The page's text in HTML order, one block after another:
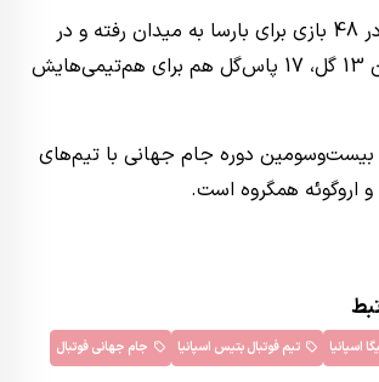
او در فصل جاری در 48 بازی برای بارسا به میدان رفته و در
کنار به ثمر رساندن 13 گل، 17 پاس‌گل هم برای هم‌تیمی‌هایش
اسپانیا در گروه H بیست‌وسومین دوره جام جهانی با تیم‌های
اروگوئه همگروه است.
اسپانیا تیم فوتبال بتیس اسپانیا
جام جهانی فوتبال